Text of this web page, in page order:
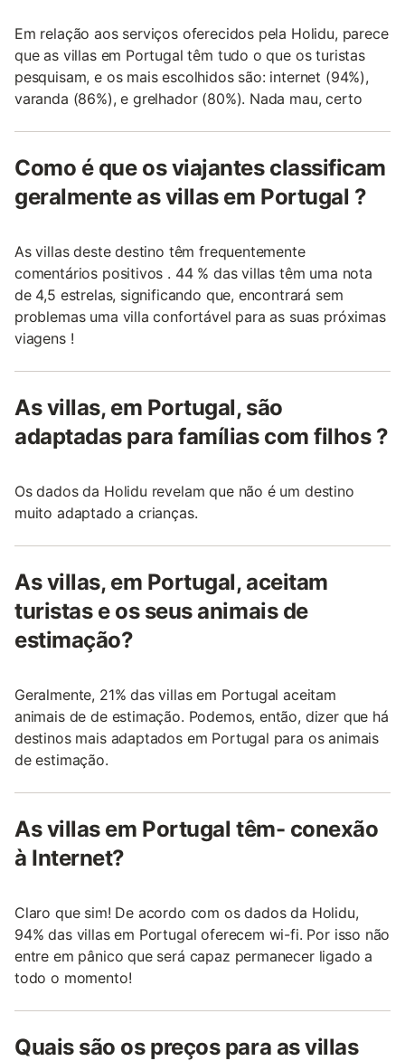
Em relação aos serviços oferecidos pela Holidu, parece
que as villas em Portugal têm tudo o que os turistas
pesquisam, e os mais escolhidos são: internet (94%),
varanda (86%), e grelhador (80%). Nada mau, certo
Como é que os viajantes classificam
geralmente as villas em Portugal ?
As villas deste destino têm frequentemente
comentários positivos . 44 % das villas têm uma nota
de 4,5 estrelas, significando que, encontrará sem
problemas uma villa confortável para as suas próximas
viagens !
As villas, em Portugal, são
adaptadas para famílias com filhos ?
Os dados da Holidu revelam que não é um destino
muito adaptado a crianças.
As villas, em Portugal, aceitam
turistas e os seus animais de
estimação?
Geralmente, 21% das villas em Portugal aceitam
animais de de estimação. Podemos, então, dizer que há
destinos mais adaptados em Portugal para os animais
de estimação.
As villas em Portugal têm- conexão
à Internet?
Claro que sim! De acordo com os dados da Holidu,
94% das villas em Portugal oferecem wi-fi. Por isso não
entre em pânico que será capaz permanecer ligado a
todo o momento!
Quais são os preços para as villas